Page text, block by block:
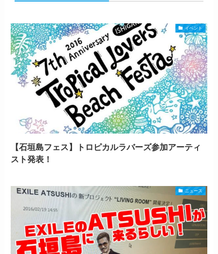
イベント
【石垣島フェス】トロピカルラバーズ参加アーティ
スト発表！
ニュース